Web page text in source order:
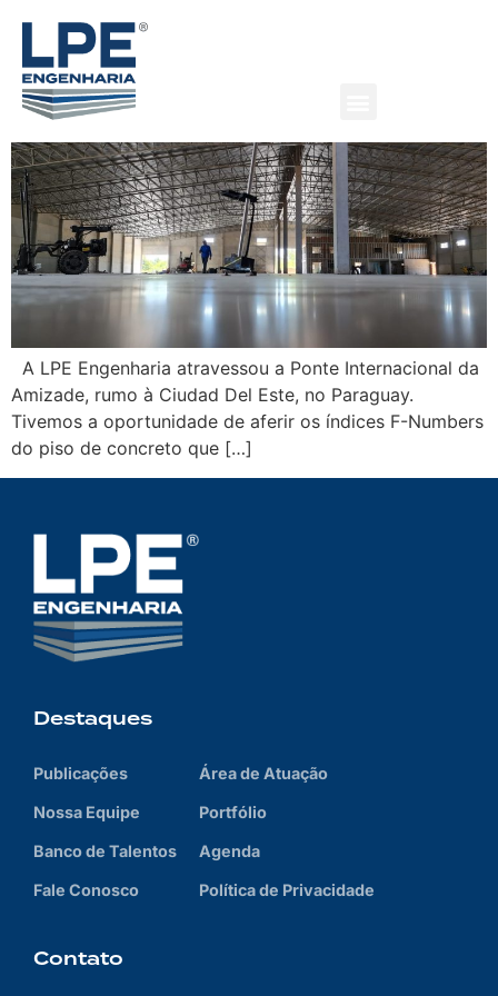
Zona Franca Global, Ciudad
Del Este / Paraguay
A LPE Engenharia atravessou a Ponte Internacional da
Amizade, rumo à Ciudad Del Este, no Paraguay.
Tivemos a oportunidade de aferir os índices F-Numbers
do piso de concreto que […]
Destaques
Publicações
Nossa Equipe
Banco de Talentos
Fale Conosco
Área de Atuação
Portfólio
Agenda
Política de Privacidade
Contato